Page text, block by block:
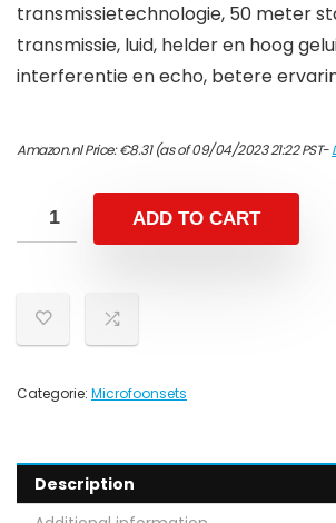
transmissietechnologie, 50 meter
transmissie, luid, helder en hoog
interferentie en echo, betere
Amazon.nl Price:€8.31(as of 09/04/2023 21:22 PST-
ADD TO CART
Categorie: Microfoonsets
Description